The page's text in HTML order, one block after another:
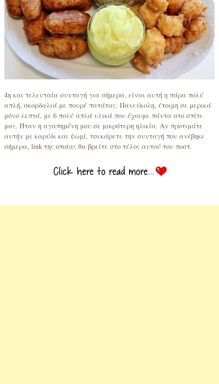
4η και τελευταία συνταγή για σήμερα, είναι αυτή η πάρα πολύ
απλή, σκορδαλιά με πουρέ πατάτας. Πανεύκολη, έτοιμη σε μερικά
μόνο λεπτά, με 6 πολύ απλά υλικά που έχουμε πάντα στο σπίτι
μας. Ήταν η αγαπημένη μου σε μικρότερη ηλικία. Αν προτιμάτε
αυτήν με καρύδι και ψωμί, τσεκάρετε την συνταγή που ανέβηκε
σήμερα, link της οποίας θα βρείτε στο τέλος αυτού του ποστ.